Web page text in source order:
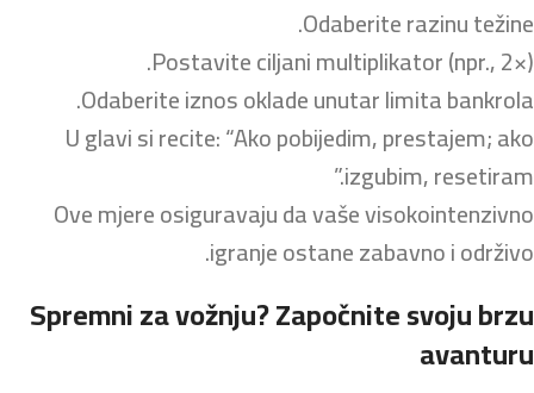
Odaberite razinu težine.
Postavite ciljani multiplikator (npr., 2×).
Odaberite iznos oklade unutar limita bankrola.
U glavi si recite: “Ako pobijedim, prestajem; ako
izgubim, resetiram.”
Ove mjere osiguravaju da vaše visokointenzivno
igranje ostane zabavno i održivo.
Spremni za vožnju? Započnite svoju brzu
avanturu